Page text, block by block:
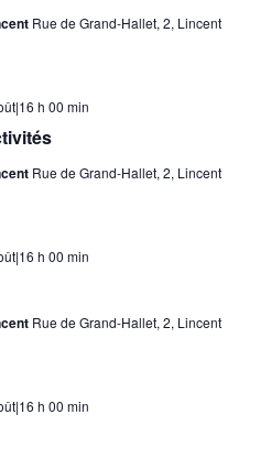
Rue de Grand-Hallet, 2, Lincent
h 00 min
Rue de Grand-Hallet, 2, Lincent
h 00 min
Rue de Grand-Hallet, 2, Lincent
h 00 min